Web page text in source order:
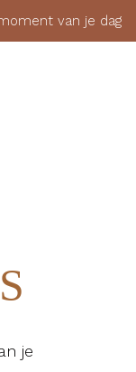
van je dag
je